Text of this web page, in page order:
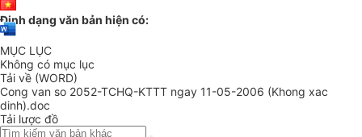
Định dạng văn bản hiện có:
MỤC LỤC
Không có mục lục
Tải về (WORD)
Cong van so 2052-TCHQ-KTTT ngay 11-05-2006 (Khong xac
dinh).doc
Tải lược đồ